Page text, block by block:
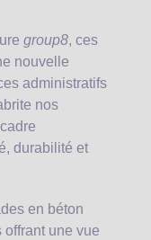
group8, ces
nouvelle
administratifs
nos
durabilité et
en béton
une vue